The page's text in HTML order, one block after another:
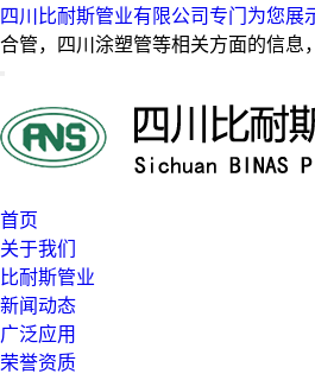
四川比耐斯管业有限公司专门为您展
合管，四川涂塑管等相关方面的信息
首页
关于我们
比耐斯管业
新闻动态
广泛应用
荣誉资质